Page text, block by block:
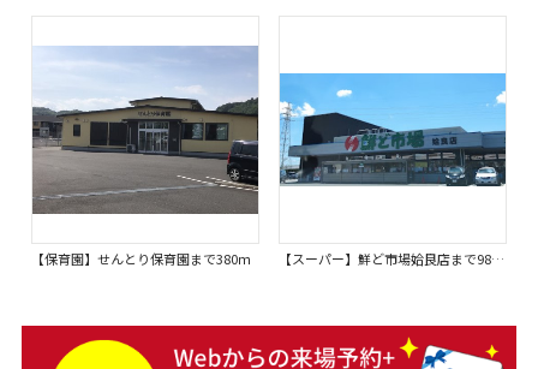
【保育園】せんとり保育園まで380ｍ 【スーパー】鮮ど市場姶良店まで980ｍ